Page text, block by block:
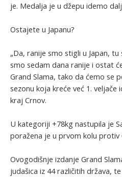
je. Medalja je u džepu idemo
Ostajete u Japanu?
„Da, ranije smo stigli u Japan,
smo sedam dana ranije i ostat
Grand Slama, tako da ćemo se
sezonu koja kreće već 1. veljače
kraj Crnov.
U kategoriji +78kg nastupila je
poražena je u prvom kolu protiv
Ovogodišnje izdanje Grand
judašica iz 44 različitih država,